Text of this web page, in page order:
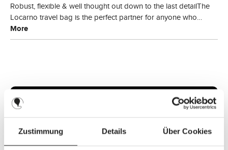
Zustimmung Details Über Cookies
Robust, flexible & well thought out down to the last detailThe
Locarno travel bag is the perfect partner for anyone who…
More